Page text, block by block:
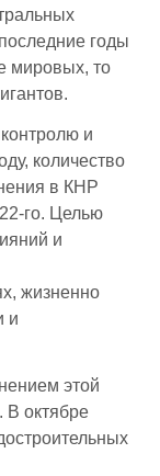
годы
мировых, то
и
количество
в КНР
го. Целью
и
жизненно
и
этой
В октябре